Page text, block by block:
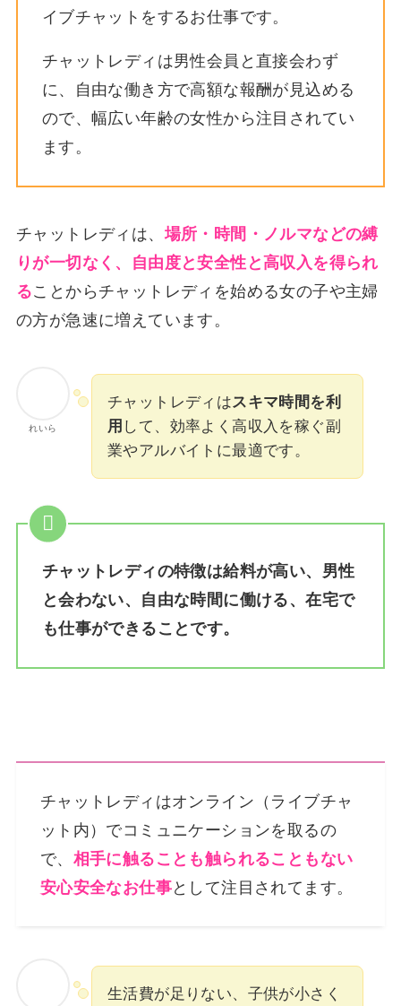
イブチャットをするお仕事です。
チャットレディは男性会員と直接会わず
に、自由な働き方で高額な報酬が見込める
ので、幅広い年齢の女性から注目されてい
ます。
チャットレディは、場所・時間・ノルマなどの縛
りが一切なく、自由度と安全性と高収入を得られ
ることからチャットレディを始める女の子や主婦
の方が急速に増えています。
れいら
チャットレディはスキマ時間を利
用 して、効率よく高収入を稼ぐ副
業やアルバイトに最適です。
チャットレディの特徴は給料が高い、男性
と会わない、自由な時間に働ける、在宅で
も仕事ができることです。
チャットレディはオンライン（ライブチャ
ット内）でコミュニケーションを取るの
で、 相手に触ることも触られることもない
安心安全なお仕事として注目されてます。
生活費が足りない、子供が小さく